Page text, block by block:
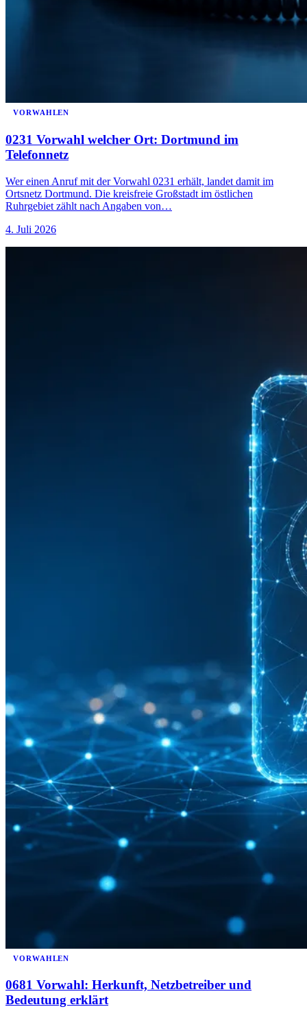
VORWAHLEN
0231 Vorwahl welcher Ort: Dortmund im
Telefonnetz
Wer einen Anruf mit der Vorwahl 0231 erhält, landet damit im
Ortsnetz Dortmund. Die kreisfreie Großstadt im östlichen
Ruhrgebiet zählt nach Angaben von…
4. Juli 2026
VORWAHLEN
0681 Vorwahl: Herkunft, Netzbetreiber und
Bedeutung erklärt